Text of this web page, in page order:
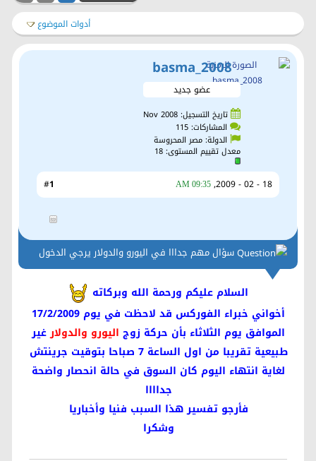
أدوات الموضوع
basma_2008
عضو جديد
تاريخ التسجيل: Nov 2008
المشاركات: 115
الدولة: مصر المحروسة
معدل تقييم المستوى:18
18 - 02 - 2009,
09:35 AM
1
سؤال مهم جدااا في اليورو والدولار يرجي الدخول
السلام عليكم ورحمة الله وبركاته
أخواني خبراء الفوركس قد لاحظت في يوم 17/2/2009
الموافق يوم الثلاثاء بأن حركة زوج اليورو والدولارغير
طبيعية تقريبا من اول الساعة 7 صباحا بتوقيت جرينتش
لغاية انتهاء اليوم كان السوق في حالة انحصار واضحة
جداااا
فأرجو تفسير هذا السبب فنيا وأخباريا
وشكرا